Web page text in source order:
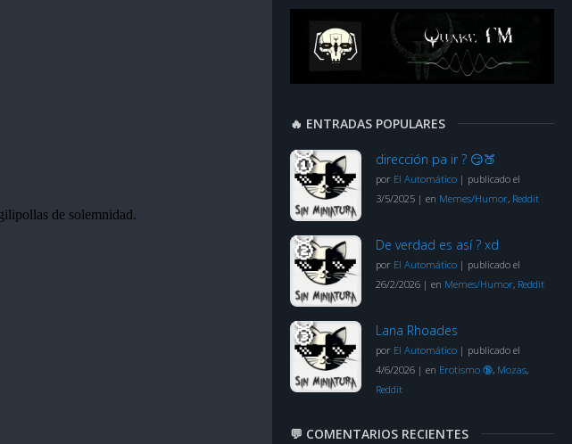
🔥 ENTRADAS POPULARES
dirección pa ir ? 😏🍑
por El Automático | publicado el
3/5/2025 | en Memes/Humor, Reddit
De verdad es así ? xd
por El Automático | publicado el
26/2/2026 | en Memes/Humor, Reddit
Lana Rhoades
por El Automático | publicado el
4/6/2026 | en Erotismo 🔞, Mozas,
Reddit
💬 COMENTARIOS RECIENTES